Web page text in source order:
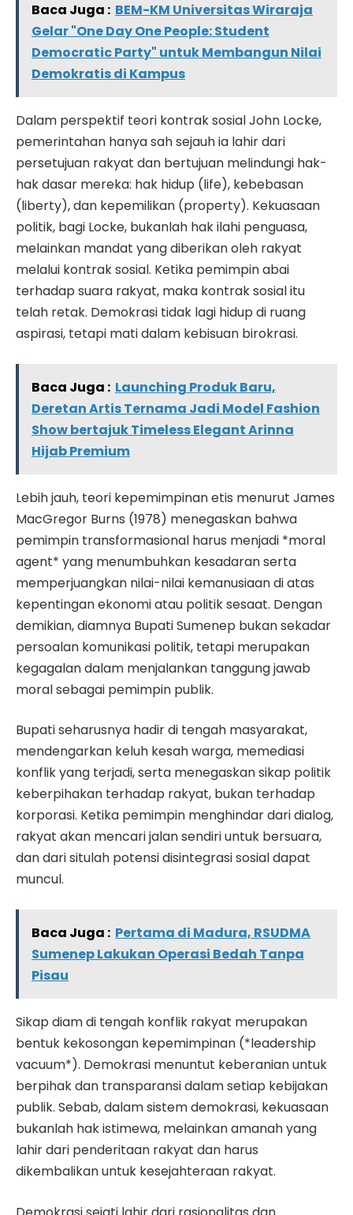
Baca Juga : BEM-KM Universitas Wiraraja
Gelar "One Day One People: Student
Democratic Party" untuk Membangun Nilai
Demokratis di Kampus
Dalam perspektif teori kontrak sosial John Locke,
pemerintahan hanya sah sejauh ia lahir dari
persetujuan rakyat dan bertujuan melindungi hak-
hak dasar mereka: hak hidup (life), kebebasan
(liberty), dan kepemilikan (property). Kekuasaan
politik, bagi Locke, bukanlah hak ilahi penguasa,
melainkan mandat yang diberikan oleh rakyat
melalui kontrak sosial. Ketika pemimpin abai
terhadap suara rakyat, maka kontrak sosial itu
telah retak. Demokrasi tidak lagi hidup di ruang
aspirasi, tetapi mati dalam kebisuan birokrasi.
Baca Juga : Launching Produk Baru,
Deretan Artis Ternama Jadi Model Fashion
Show bertajuk Timeless Elegant Arinna
Hijab Premium
Lebih jauh, teori kepemimpinan etis menurut James
MacGregor Burns (1978) menegaskan bahwa
pemimpin transformasional harus menjadi *moral
agent* yang menumbuhkan kesadaran serta
memperjuangkan nilai-nilai kemanusiaan di atas
kepentingan ekonomi atau politik sesaat. Dengan
demikian, diamnya Bupati Sumenep bukan sekadar
persoalan komunikasi politik, tetapi merupakan
kegagalan dalam menjalankan tanggung jawab
moral sebagai pemimpin publik.
Bupati seharusnya hadir di tengah masyarakat,
mendengarkan keluh kesah warga, memediasi
konflik yang terjadi, serta menegaskan sikap politik
keberpihakan terhadap rakyat, bukan terhadap
korporasi. Ketika pemimpin menghindar dari dialog,
rakyat akan mencari jalan sendiri untuk bersuara,
dan dari situlah potensi disintegrasi sosial dapat
muncul.
Baca Juga : Pertama di Madura, RSUDMA
Sumenep Lakukan Operasi Bedah Tanpa
Pisau
Sikap diam di tengah konflik rakyat merupakan
bentuk kekosongan kepemimpinan (*leadership
vacuum*). Demokrasi menuntut keberanian untuk
berpihak dan transparansi dalam setiap kebijakan
publik. Sebab, dalam sistem demokrasi, kekuasaan
bukanlah hak istimewa, melainkan amanah yang
lahir dari penderitaan rakyat dan harus
dikembalikan untuk kesejahteraan rakyat.